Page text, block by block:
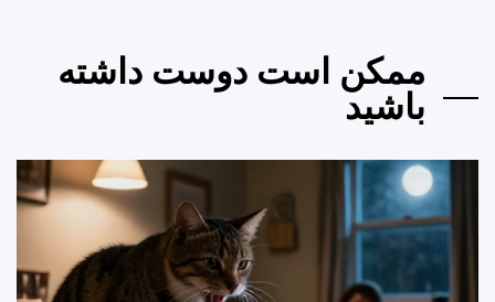
ممکن است دوست داشته
باشید